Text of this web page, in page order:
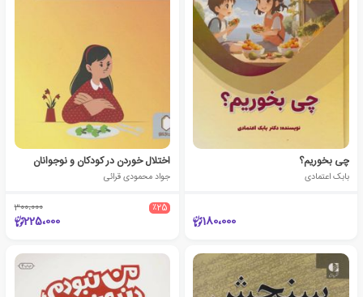
چی بخوریم؟
بابک اعتمادی
180،000
اختلال خوردن در کودکان و نوجوانان
جواد محمودی قرائی
٪25 300،000
225،000